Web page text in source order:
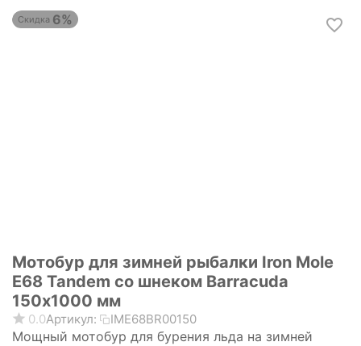
Скидка 6%
Мотобур для зимней рыбалки Iron Mole
E68 Tandem со шнеком Barracuda
150х1000 мм
0.0Артикул: IME68BR00150
Мощный мотобур для бурения льда на зимней